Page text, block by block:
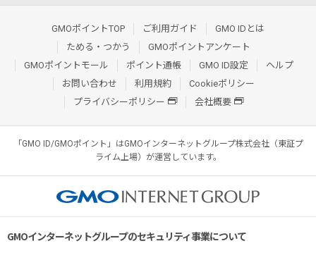
GMOポイントTOP ご利用ガイド
GMO IDとは
ためる・つかう
GMOポイントアンケート
GMOポイントモール
ポイント通帳 GMO ID設定
ヘルプ
お問い合わせ
利用規約
Cookieポリシー
プライバシーポリシー
会社概要
「GMO ID/GMOポイント」はGMOインターネットグループ株式会社（東証プ
ライム上場）が運営しています。
GMOインターネットグループのセキュリティ事業について